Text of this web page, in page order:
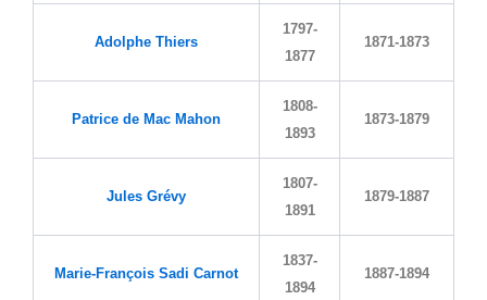
Adolphe Thiers
1797-
1877
1871-1873
Patrice de Mac Mahon
1808-
1893
1873-1879
Jules Grévy
1807-
1891
1879-1887
Marie-François Sadi Carnot
1837-
1894
1887-1894